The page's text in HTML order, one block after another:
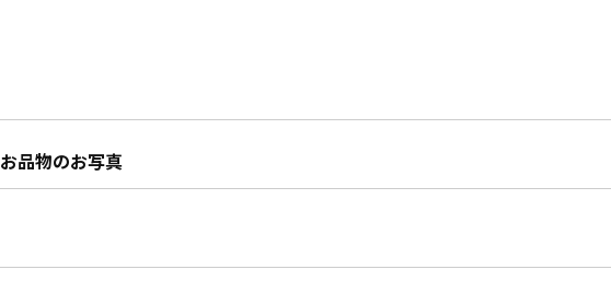
お品物のお写真